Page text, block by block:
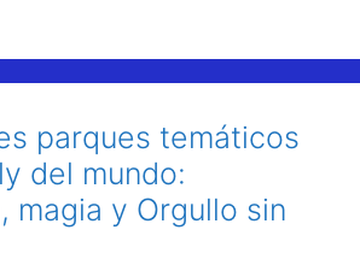
parques temáticos
del mundo:
magia y Orgullo sin